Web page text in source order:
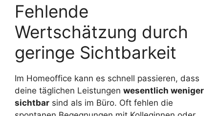
Fehlende
Wertschätzung durch
geringe Sichtbarkeit
Im Homeoffice kann es schnell passieren, dass
deine täglichen Leistungen wesentlich weniger
sichtbar sind als im Büro. Oft fehlen die